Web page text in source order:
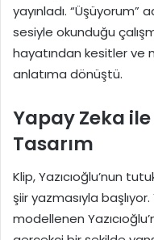
yayınladı. “Üşüyorum”
sesiyle okunduğu
hayatından kesitler ve
anlatıma dönüştü.
Yapay Zeka
Tasarım
Klip, Yazıcıoğlu’nun
şiir yazmasıyla
modellenen